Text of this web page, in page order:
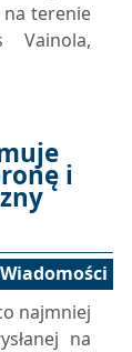
terenie
Vainola,
i
Wiadomości
najmniej
na